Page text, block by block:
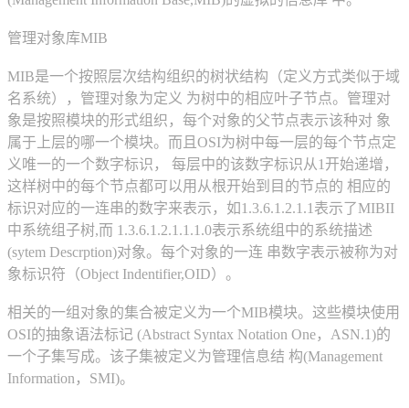
管理对象库MIB
MIB是一个按照层次结构组织的树状结构（定义方式类似于域
名系统），管理对象为定义 为树中的相应叶子节点。管理对
象是按照模块的形式组织，每个对象的父节点表示该种对 象
属于上层的哪一个模块。而且OSI为树中每一层的每个节点定
义唯一的一个数字标识， 每层中的该数字标识从1开始递增，
这样树中的每个节点都可以用从根开始到目的节点的 相应的
标识对应的一连串的数字来表示，如1.3.6.1.2.1.1表示了MIBII
中系统组子树,而 1.3.6.1.2.1.1.1.0表示系统组中的系统描述
(sytem Descrption)对象。每个对象的一连 串数字表示被称为对
象标识符（Object Indentifier,OID）。
相关的一组对象的集合被定义为一个MIB模块。这些模块使用
OSI的抽象语法标记 (Abstract Syntax Notation One，ASN.1)的
一个子集写成。该子集被定义为管理信息结 构(Management
Information，SMI)。